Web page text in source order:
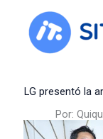
content
LG presentó la
Por: